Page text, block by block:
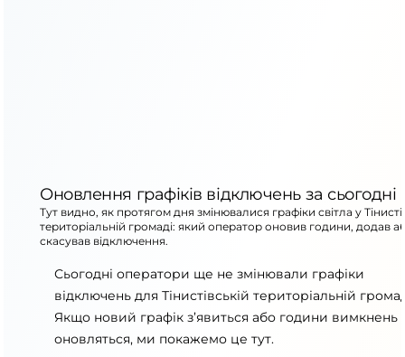
Оновлення графіків відключень за сьогодні
Тут видно, як протягом дня змінювалися графіки світла у
територіальній громаді: який оператор оновив години, додав
скасував відключення.
Сьогодні оператори ще не змінювали графіки
відключень для Тінистівській територіальній
Якщо новий графік з’явиться або години вимкнень
оновляться, ми покажемо це тут.